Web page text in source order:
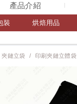
產品介紹
裝 烘焙用品
夾鏈立袋 印刷夾鏈立體袋